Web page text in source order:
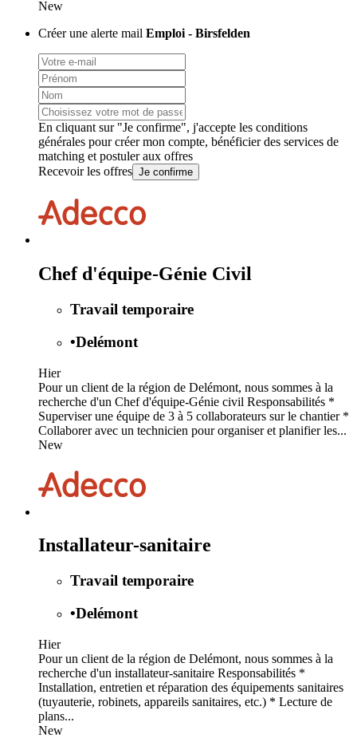
New
Créer une alerte mail Emploi - Birsfelden
En cliquant sur "Je confirme", j'accepte les conditions
générales pour créer mon compte, bénéficier des services de
matching et postuler aux offres
Recevoir les offres Je confirme
Chef d'équipe-Génie Civil
Travail temporaire
•Delémont
Hier
Pour un client de la région de Delémont, nous sommes à la
recherche d'un Chef d'équipe-Génie civil Responsabilités *
Superviser une équipe de 3 à 5 collaborateurs sur le chantier *
Collaborer avec un technicien pour organiser et planifier les...
New
Installateur-sanitaire
Travail temporaire
•Delémont
Hier
Pour un client de la région de Delémont, nous sommes à la
recherche d'un installateur-sanitaire Responsabilités *
Installation, entretien et réparation des équipements sanitaires
(tuyauterie, robinets, appareils sanitaires, etc.) * Lecture de
plans...
New